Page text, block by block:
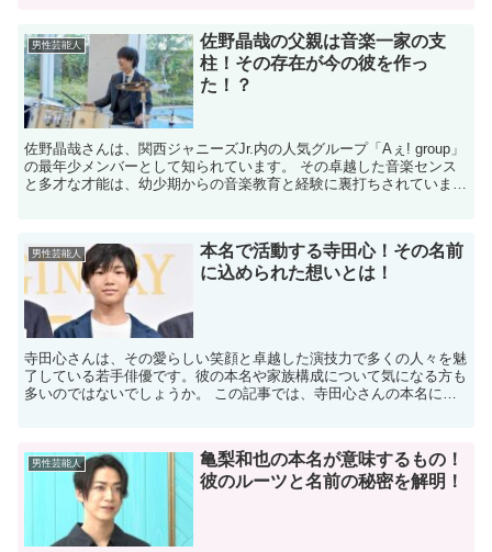
男性芸能人
佐野晶哉の父親は音楽一家の支
柱！その存在が今の彼を作っ
た！？
​佐野晶哉さんは、関西ジャニーズJr.内の人気グループ「Aぇ! group」
の最年少メンバーとして知られています。​ その卓越した音楽センス
と多才な才能は、幼少期からの音楽教育と経験に裏打ちされていま
男性芸能人
本名で活動する寺田心！その名前
に込められた想いとは！
​寺田心さんは、その愛らしい笑顔と卓越した演技力で多くの人々を魅
了している若手俳優です。​彼の本名や家族構成について気になる方も
多いのではないでしょうか。​ この記事では、寺田心さんの本名に関
男性芸能人
亀梨和也の本名が意味するもの！
彼のルーツと名前の秘密を解明！